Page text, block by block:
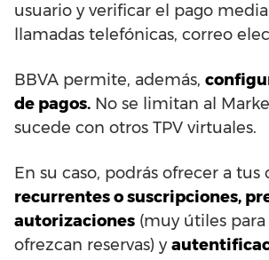
usuario y verificar el pago
llamadas telefónicas, correo
BBVA permite, además,
de pagos. No se limitan al
sucede con otros TPV virtuales.
En su caso, podrás ofrecer a tus
recurrentes o suscripciones,
autorizaciones (muy útiles
ofrezcan reservas) y